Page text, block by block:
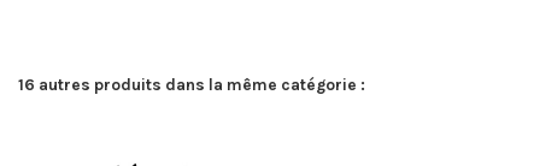
16 autres produits dans la même catégorie :